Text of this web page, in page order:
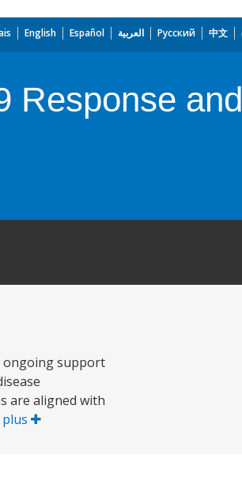
English Español العربية Русский 中文
Response and
ongoing support
are aligned with